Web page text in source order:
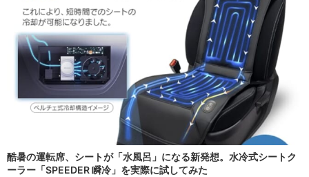
酷暑の運転席、シートが「水風呂」になる新発想。水冷式シートク
ーラー「SPEEDER 瞬冷」を実際に試してみた